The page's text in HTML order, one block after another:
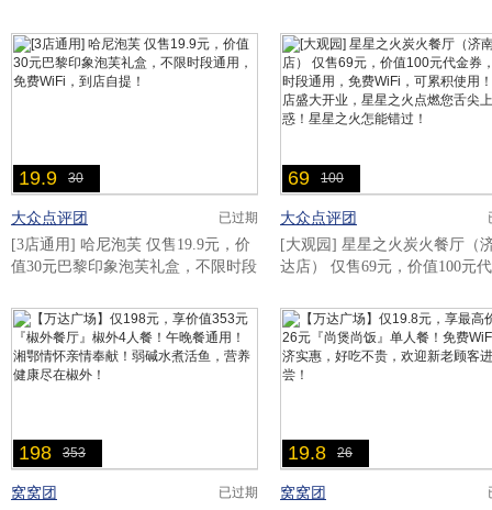
味纯正，环境舒适惬意，让您尽..
电影！3张电影兑换券可兑1..
19.9 30
大众点评团 已过期
[3店通用] 哈尼泡芙 仅售19.9元，价
值30元巴黎印象泡芙礼盒，不限时段
69 100
大众点评团
[大观园] 星星之火炭火餐厅（
达店） 仅售69元，价值100元
积使用！万达店盛大开业，星
198 353
窝窝团 已过期
19.8 26
窝窝团